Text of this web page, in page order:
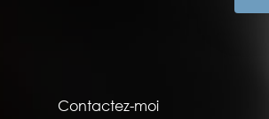
Contactez-moi